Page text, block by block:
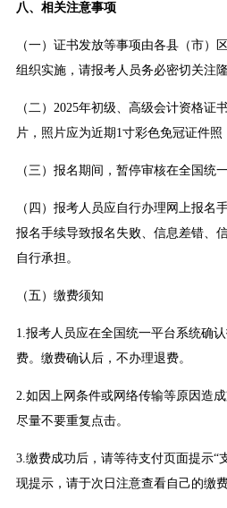
八、相关注意事项
（一）证书发放等事项由各县（市）
组织实施，请报考人员务必密切关注
（二）2025年初级、高级会计资格证
片，照片应为近期1寸彩色免冠证件照
（三）报名期间，暂停审核在全国统
（四）报考人员应自行办理网上报名
报名手续导致报名失败、信息差错、
自行承担。
（五）缴费须知
1.报考人员应在全国统一平台系统确
费。缴费确认后，不办理退费。
2.如因上网条件或网络传输等原因造
尽量不要重复点击。
3.缴费成功后，请等待支付页面提示“
现提示，请于次日注意查看自己的缴费